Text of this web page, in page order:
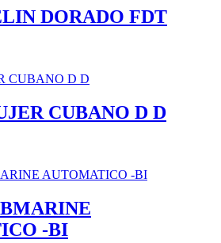
DORADO FDT
CUBANO D D
-BI